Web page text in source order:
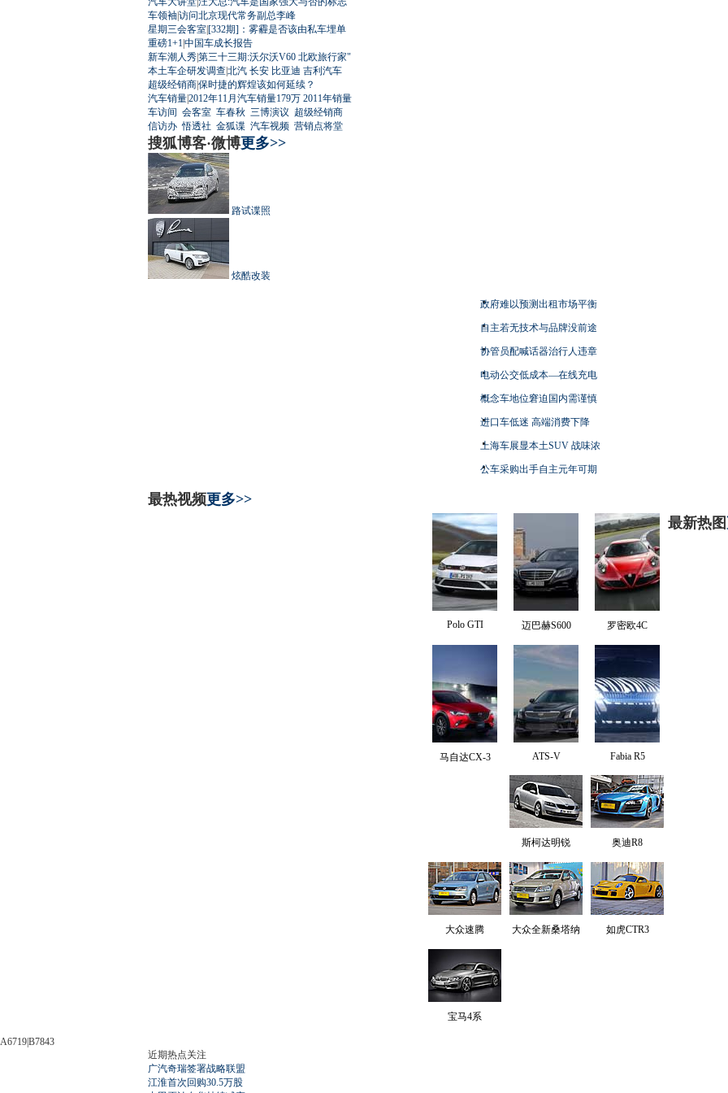
车领袖|访问北京现代常务副总李峰
星期三会客室|[332期]：雾霾是否该由私车埋单
重磅1+1 |中国车成长报告
新车潮人秀|第三十三期:沃尔沃V60 北欧旅行家"
本土车企研发调查|北汽 长安 比亚迪 吉利汽车
超级经销商|保时捷的辉煌该如何延续？
汽车销量|2012年11月汽车销量179万 2011年销量
车访间 会客室 车春秋 三博演议 超级经销商
信访办 悟透社 金狐谍 汽车视频 营销点将堂
搜狐博客·微博更多>>
路试谍照
炫酷改装
政府难以预测出租市场平衡
自主若无技术与品牌没前途
协管员配喊话器治行人违章
电动公交低成本—在线充电
概念车地位窘迫国内需谨慎
进口车低迷 高端消费下降
上海车展显本土SUV 战味浓
公车采购出手自主元年可期
最热视频更多>>
Polo GTI 迈巴赫S600 罗密欧4C
马自达CX-3 ATS-V Fabia R5
最新热图
斯柯达明锐 奥迪R8
大众速腾 大众全新桑塔纳 如虎CTR3
宝马4系
A6719|B7843
近期热点关注
广汽奇瑞签署战略联盟
江淮首次回购30.5万股